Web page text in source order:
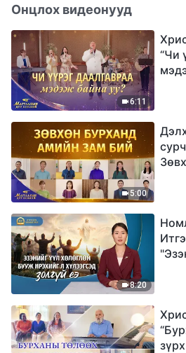
Онцлох видеонууд
6:11
“Чи
5:00
8:20